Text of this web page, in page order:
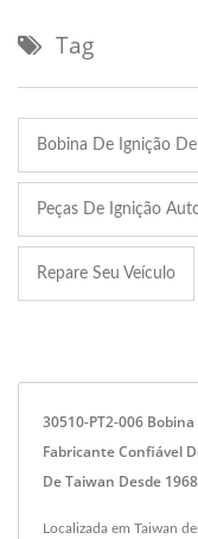
Tag
Bobina De Ignição
Peças De Ignição
Repare Seu Veículo
30510-PT2-006
Fabricante Confiável
De Taiwan Desde 1968
Localizada em Taiwan